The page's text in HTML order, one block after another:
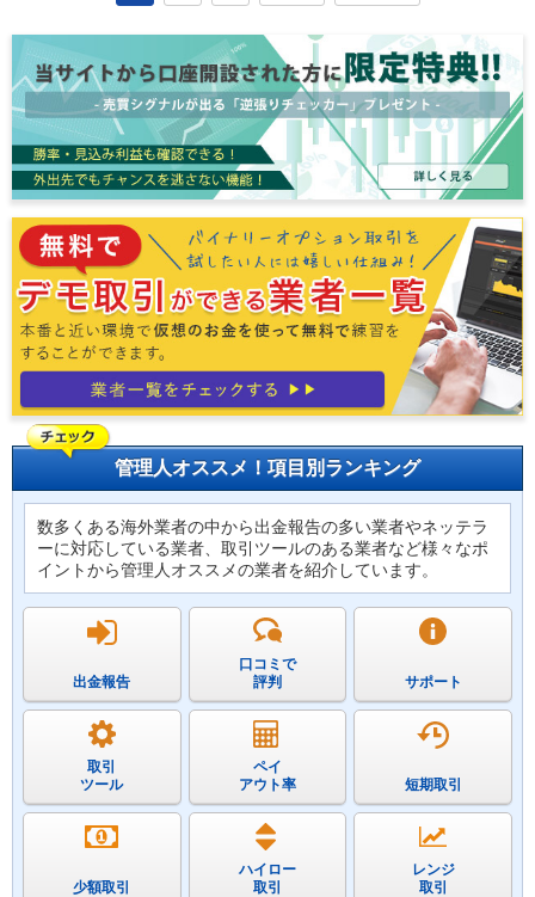
管理人オススメ！項目別ランキング
数多くある海外業者の中から出金報告の多い業者やネッテラ
ーに対応している業者、取引ツールのある業者など様々なポ
イントから管理人オススメの業者を紹介しています。
出金報告
口コミで
評判
サポート
取引
ツール
ペイ
アウト率
短期取引
少額取引
ハイロー
取引
レンジ
取引